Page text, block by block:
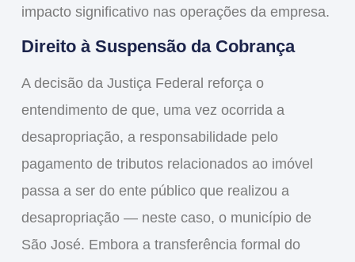
impacto significativo nas operações da empresa.
Direito à Suspensão da Cobrança
A decisão da Justiça Federal reforça o
entendimento de que, uma vez ocorrida a
desapropriação, a responsabilidade pelo
pagamento de tributos relacionados ao imóvel
passa a ser do ente público que realizou a
desapropriação — neste caso, o município de
São José. Embora a transferência formal do